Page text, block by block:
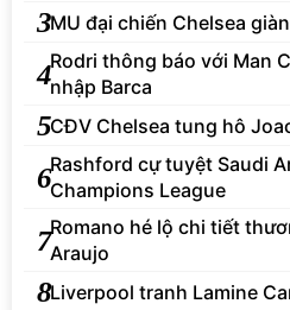
3MU đại chiến Chelsea
4Rodri thông báo với Man
nhập Barca
5CĐV Chelsea tung hô
6Rashford cự tuyệt Saudi
Champions League
7Romano hé lộ chi tiết
Araujo
8Liverpool tranh Lamine